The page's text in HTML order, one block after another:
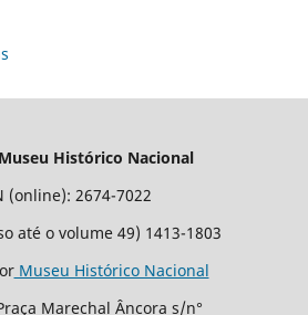
Histórico Nacional
(online): 2674-7022
até o volume 49) 1413-1803
Museu Histórico Nacional
Marechal Âncora s/n°